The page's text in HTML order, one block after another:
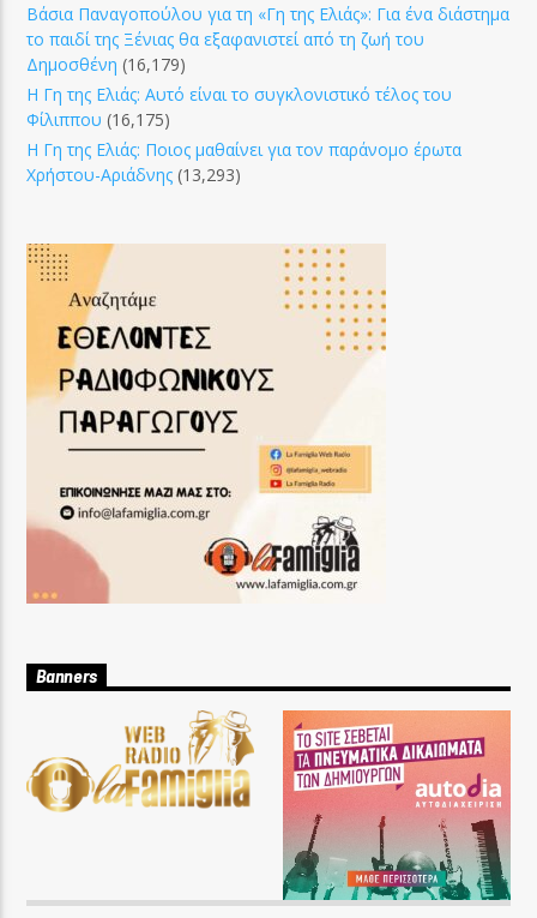
Βάσια Παναγοπούλου για τη «Γη της Ελιάς»: Για ένα διάστημα
το παιδί της Ξένιας θα εξαφανιστεί από τη ζωή του
Δημοσθένη (16,179)
Η Γη της Ελιάς: Αυτό είναι το συγκλονιστικό τέλος του
Φίλιππου (16,175)
Η Γη της Ελιάς: Ποιος μαθαίνει για τον παράνομο έρωτα
Χρήστου-Αριάδνης (13,293)
Banners